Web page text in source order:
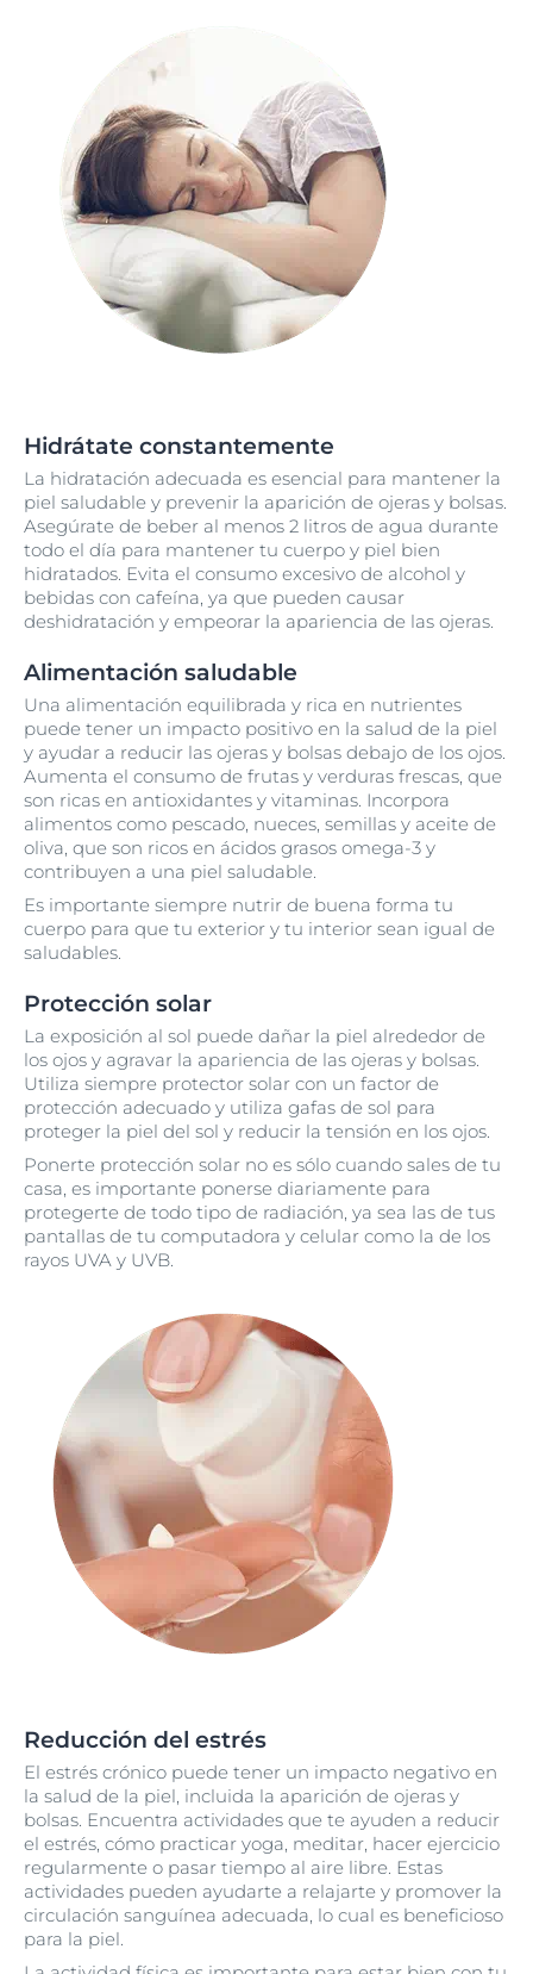
Hidrátate constantemente
La hidratación adecuada es esencial para mantener la
piel saludable y prevenir la aparición de ojeras y bolsas.
Asegúrate de beber al menos 2 litros de agua durante
todo el día para mantener tu cuerpo y piel bien
hidratados. Evita el consumo excesivo de alcohol y
bebidas con cafeína, ya que pueden causar
deshidratación y empeorar la apariencia de las ojeras.
Alimentación saludable
Una alimentación equilibrada y rica en nutrientes
puede tener un impacto positivo en la salud de la piel
y ayudar a reducir las ojeras y bolsas debajo de los ojos.
Aumenta el consumo de frutas y verduras frescas, que
son ricas en antioxidantes y vitaminas. Incorpora
alimentos como pescado, nueces, semillas y aceite de
oliva, que son ricos en ácidos grasos omega-3 y
contribuyen a una piel saludable.
Es importante siempre nutrir de buena forma tu
cuerpo para que tu exterior y tu interior sean igual de
saludables.
Protección solar
La exposición al sol puede dañar la piel alrededor de
los ojos y agravar la apariencia de las ojeras y bolsas.
Utiliza siempre protector solar con un factor de
protección adecuado y utiliza gafas de sol para
proteger la piel del sol y reducir la tensión en los ojos.
Ponerte protección solar no es sólo cuando sales de tu
casa, es importante ponerse diariamente para
protegerte de todo tipo de radiación, ya sea las de tus
pantallas de tu computadora y celular como la de los
rayos UVA y UVB.
Reducción del estrés
El estrés crónico puede tener un impacto negativo en
la salud de la piel, incluida la aparición de ojeras y
bolsas. Encuentra actividades que te ayuden a reducir
el estrés, cómo practicar yoga, meditar, hacer ejercicio
regularmente o pasar tiempo al aire libre. Estas
actividades pueden ayudarte a relajarte y promover la
circulación sanguínea adecuada, lo cual es beneficioso
para la piel.